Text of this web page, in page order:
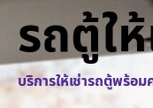
รถตู้ใ
บริการให้เช่ารถตู้พร้อ